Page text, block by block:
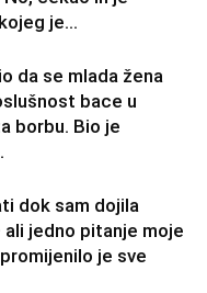
je...
da se mlada žena
bace u
borbu. Bio je
dok sam dojila
jedno pitanje moje
je sve